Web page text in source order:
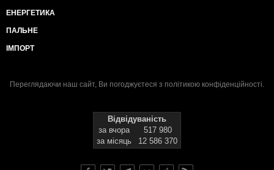
ЕНЕРГЕТИКА
ПАЛЬНЕ
ІМПОРТ
Переглядаючи наш сайт, Ви погоджуєтеся з політикою конфіденційності.
Відвідуваність
за вчора
517 980
за місяць
12 586 370